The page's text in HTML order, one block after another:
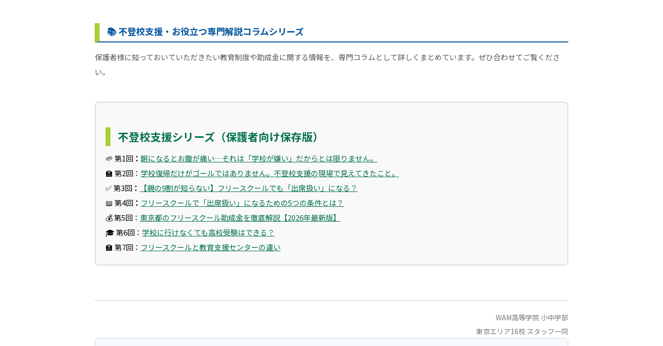
📚 不登校支援・お役立つ専門解説コラムシリーズ
保護者様に知っておいていただきたい教育制度や助成金に関する情報を、専門コラムとして詳しくまとめています。ぜひ合わせてご覧くださ
い。
不登校支援シリーズ（保護者向け保存版）
🌱 第1回 ： 朝になるとお腹が痛い…それは「学校が嫌い」だからとは限りません。
🏫 第2回： 学校復帰だけがゴールではありません。不登校支援の現場で見えてきたこと。
✅ 第3回 ：
【親の9割が知らない】フリースクールでも「出席扱い」になる？
📖 第4回 ： フリースクールで「出席扱い」になるための5つの条件とは？
💰第5回： 東京都のフリースクール助成金を徹底解説【2026年最新版】
🎓第6回： 学校に行けなくても高校受験はできる？
🏫第7回： フリースクールと教育支援センターの違い
WAM高等学院 小中学部
東京エリア16校 スタッフ一同